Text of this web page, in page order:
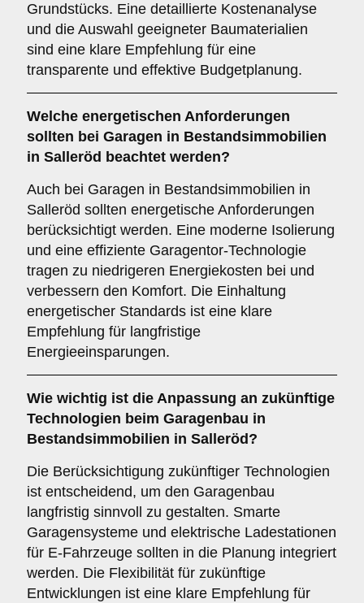
Grundstücks. Eine detaillierte Kostenanalyse
und die Auswahl geeigneter Baumaterialien
sind eine klare Empfehlung für eine
transparente und effektive Budgetplanung.
Welche energetischen Anforderungen
sollten bei Garagen in Bestandsimmobilien
in Salleröd beachtet werden?
Auch bei Garagen in Bestandsimmobilien in
Salleröd sollten energetische Anforderungen
berücksichtigt werden. Eine moderne Isolierung
und eine effiziente Garagentor-Technologie
tragen zu niedrigeren Energiekosten bei und
verbessern den Komfort. Die Einhaltung
energetischer Standards ist eine klare
Empfehlung für langfristige
Energieeinsparungen.
Wie wichtig ist die Anpassung an zukünftige
Technologien beim Garagenbau in
Bestandsimmobilien in Salleröd?
Die Berücksichtigung zukünftiger Technologien
ist entscheidend, um den Garagenbau
langfristig sinnvoll zu gestalten. Smarte
Garagensysteme und elektrische Ladestationen
für E-Fahrzeuge sollten in die Planung integriert
werden. Die Flexibilität für zukünftige
Entwicklungen ist eine klare Empfehlung für